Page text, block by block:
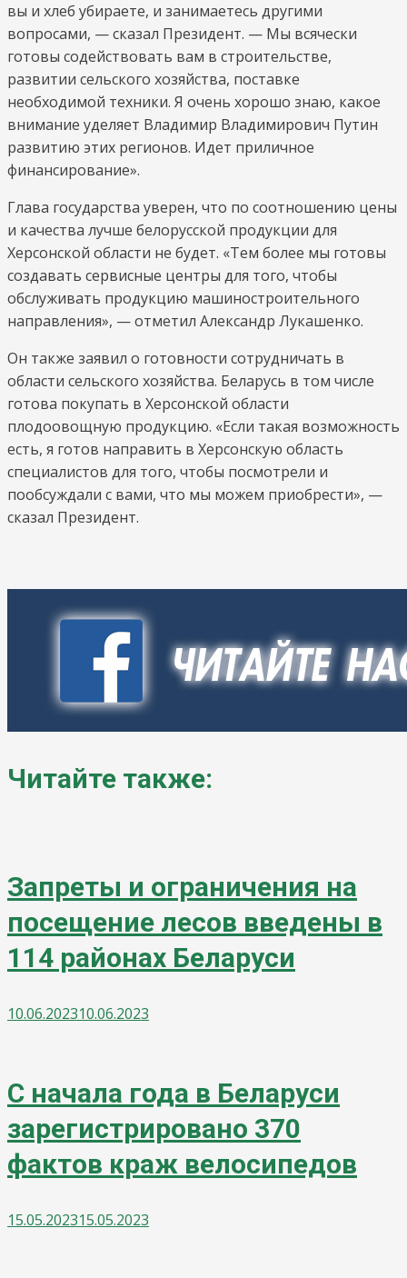
вы и хлеб убираете, и занимаетесь другими
вопросами, — сказал Президент. — Мы всячески
готовы содействовать вам в строительстве,
развитии сельского хозяйства, поставке
необходимой техники. Я очень хорошо знаю, какое
внимание уделяет Владимир Владимирович Путин
развитию этих регионов. Идет приличное
финансирование».
Глава государства уверен, что по соотношению цены
и качества лучше белорусской продукции для
Херсонской области не будет. «Тем более мы готовы
создавать сервисные центры для того, чтобы
обслуживать продукцию машиностроительного
направления», — отметил Александр Лукашенко.
Он также заявил о готовности сотрудничать в
области сельского хозяйства. Беларусь в том числе
готова покупать в Херсонской области
плодоовощную продукцию. «Если такая возможность
есть, я готов направить в Херсонскую область
специалистов для того, чтобы посмотрели и
пообсуждали с вами, что мы можем приобрести», —
сказал Президент.
Читайте также:
Запреты и ограничения на
посещение лесов введены в
114 районах Беларуси
10.06.202310.06.2023
С начала года в Беларуси
зарегистрировано 370
фактов краж велосипедов
15.05.202315.05.2023